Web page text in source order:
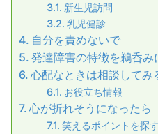
新生児訪問
乳児健診
自分を責めないで
発達障害の特徴を鵜呑み
心配なときは相談してみ
お役立ち情報
心が折れそうになったら
笑えるポイントを探す